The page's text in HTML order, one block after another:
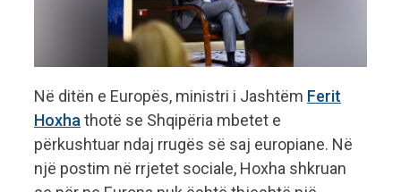
Në ditën e Europës, ministri i Jashtëm Ferit
Hoxha thotë se Shqipëria mbetet e
përkushtuar ndaj rrugës së saj europiane. Në
një postim në rrjetet sociale, Hoxha shkruan